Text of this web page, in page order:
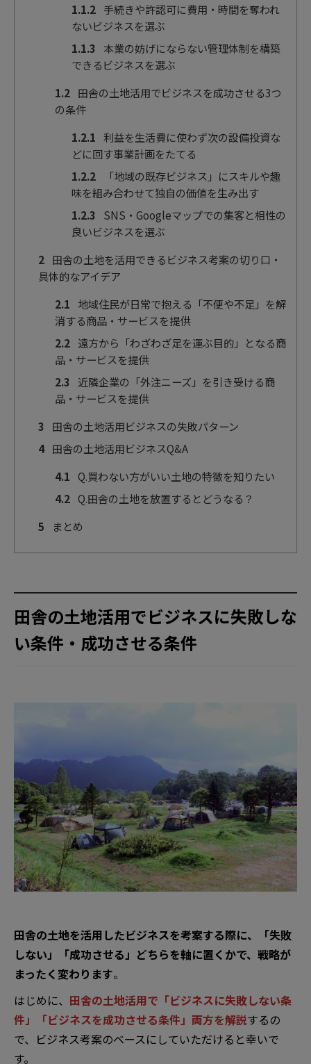
1.1.2 手続きや許認可に費用・時間を奪われ
ないビジネスを選ぶ
1.1.3 本業の妨げにならない管理体制を構築
できるビジネスを選ぶ
1.2 田舎の土地活用でビジネスを成功させる3つ
の条件
1.2.1 利益を生活費に使わず次の設備投資な
どに回す事業計画をたてる
1.2.2
「地域の既存ビジネス」にスキルや趣
味を組み合わせて独自の価値を生み出す
1.2.3 SNS・Googleマップでの集客と相性の
良いビジネスを選ぶ
2 田舎の土地を活用できるビジネス考案の切り口・
具体的なアイデア
2.1 地域住民が日常で抱える「不便や不足」を解
消する商品・サービスを提供
2.2 遠方から「わざわざ足を運ぶ目的」となる商
品・サービスを提供
2.3 近隣企業の「外注ニーズ」を引き受ける商
品・サービスを提供
3 田舎の土地活用ビジネスの失敗パターン
4 田舎の土地活用ビジネスQ&A
4.1 Q.買わない方がいい土地の特徴を知りたい
4.2 Q.田舎の土地を放置するとどうなる？
5
まとめ
田舎の土地活用でビジネスに失敗しな
い条件・成功させる条件
田舎の土地を活用したビジネスを考案する際に、「失敗
しない」「成功させる」どちらを軸に置くかで、戦略が
まったく変わります。
はじめに、 田舎の土地活用で「ビジネスに失敗しない条
件」「ビジネスを成功させる条件」両方を解説するの
で、ビジネス考案のベースにしていただけると幸いで
す。